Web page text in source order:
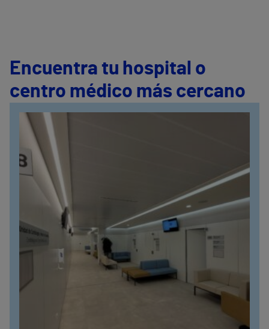
Encuentra tu hospital o
centro médico más cercano